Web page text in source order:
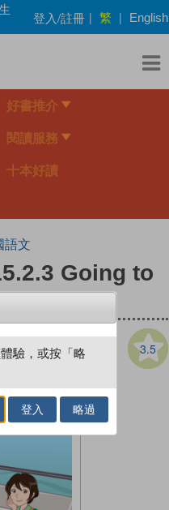
登入/註冊 | 繁 | English
好書推介
閱讀服務
十本好讀
語文
Going to
3.5
驗，或按「略
登入 略過